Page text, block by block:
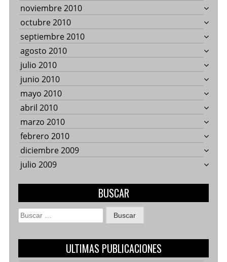
noviembre 2010
octubre 2010
septiembre 2010
agosto 2010
julio 2010
junio 2010
mayo 2010
abril 2010
marzo 2010
febrero 2010
diciembre 2009
julio 2009
BUSCAR
Buscar:
ULTIMAS PUBLICACIONES